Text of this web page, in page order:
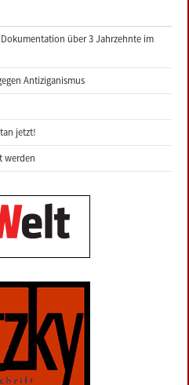
über 3 Jahrzehnte im
Antiziganismus
jetzt!
werden